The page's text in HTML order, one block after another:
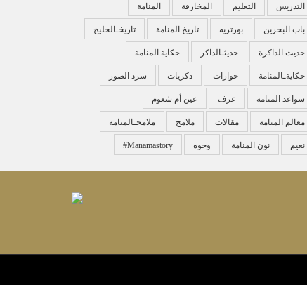
التدريس التعليم المخارقة المنامة
باب البحرين بورتريه تاريخ المنامة تاريخـالخليج
حديث الذاكرة حديثـالذاكر حكاية المنامة
حكايةـالمنامة حوارات ذكريات سرد الصور
سواعد المنامة عزف عين أم شعوم
معالم المنامة مقالات ملامح ملامحـالمنامة
نعيم نون المنامة وجوه ‏#manamastory